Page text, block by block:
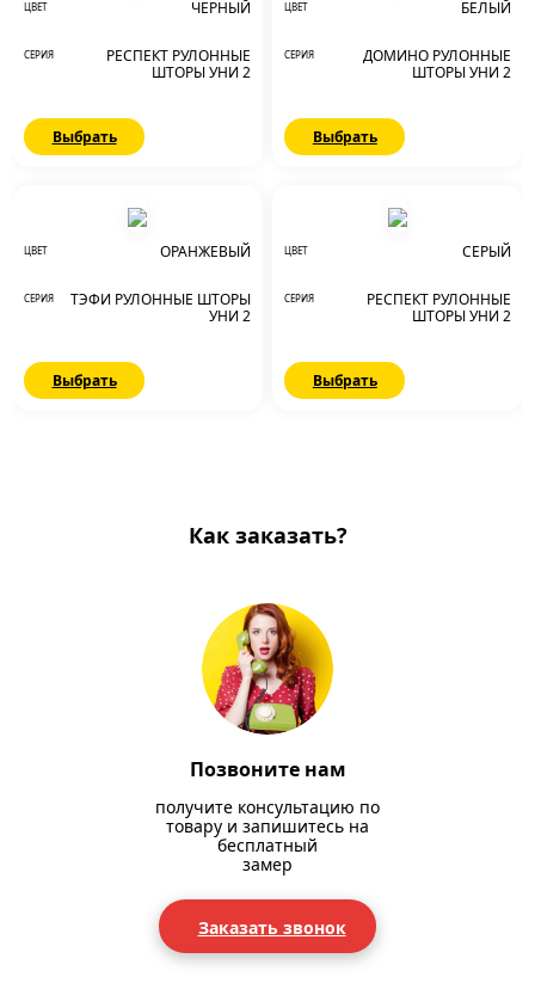
ЦВЕТ ЧЕРНЫЙ
СЕРИЯ
РЕСПЕКТ РУЛОННЫЕ
ШТОРЫ УНИ 2
Выбрать
ЦВЕТ БЕЛЫЙ
СЕРИЯ
ДОМИНО РУЛОННЫЕ
ШТОРЫ УНИ 2
Выбрать
ЦВЕТ ОРАНЖЕВЫЙ
СЕРИЯ
ТЭФИ РУЛОННЫЕ ШТОРЫ
УНИ 2
Выбрать
ЦВЕТ СЕРЫЙ
СЕРИЯ
РЕСПЕКТ РУЛОННЫЕ
ШТОРЫ УНИ 2
Выбрать
Как заказать?
Позвоните нам
получите консультацию по
товару и запишитесь на
бесплатный
замер
Заказать звонок